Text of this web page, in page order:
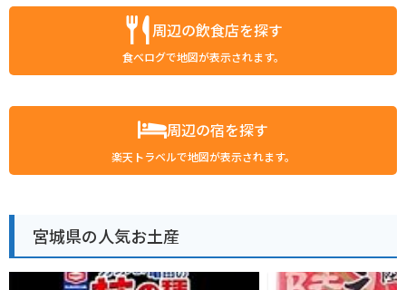
周辺の飲食店を探す
食べログで地図が表示されます。
周辺の宿を探す
楽天トラベルで地図が表示されます。
宮城県の人気お土産